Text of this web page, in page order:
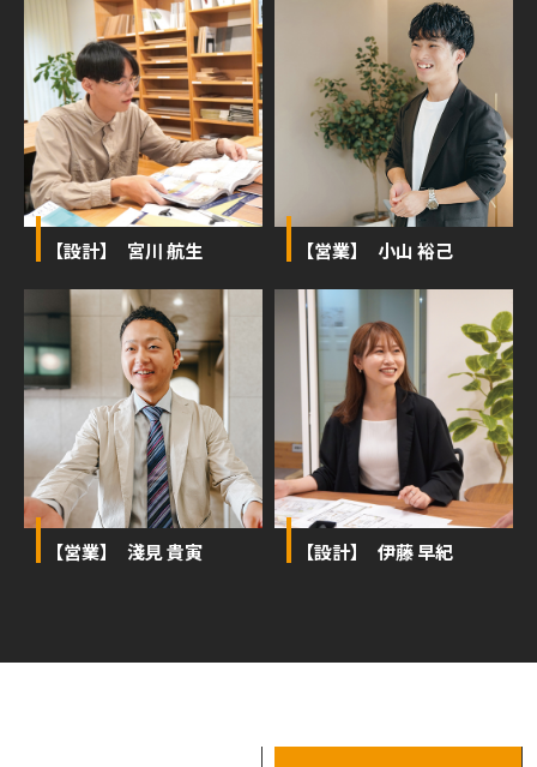
【設計】 宮川 航生 【営業】 小山 裕己
【営業】 淺見 貴寅 【設計】 伊藤 早紀